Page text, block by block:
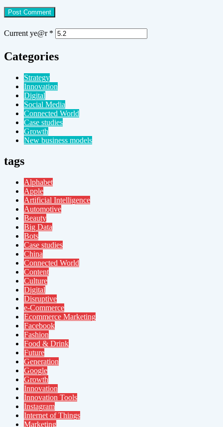
Current ye@r *
Categories
Strategy
Innovation
Digital
Social Media
Connected World
Case studies
Growth
New business models
tags
Alphabet
Apple
Artificial Intelligence
Automotive
Beauty
Big Data
Bots
Case studies
China
Connected World
Content
Culture
Digital
Disruptive
e-Commerce
Ecommerce Marketing
Facebook
Fashion
Food & Drink
Future
Generation
Google
Growth
Innovation
Innovation Tools
Instagram
Internet of Things
Marketing